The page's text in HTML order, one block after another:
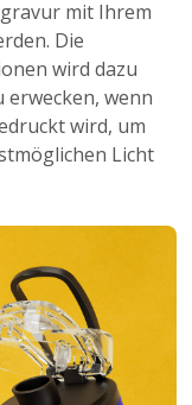
mit Ihrem
Die
wird dazu
wenn
wird, um
Licht